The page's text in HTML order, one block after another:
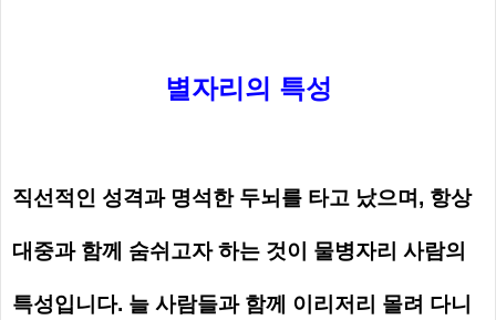
별자리의 특성
직선적인 성격과 명석한 두뇌를 타고 났으며, 항상
대중과 함께 숨쉬고자 하는 것이 물병자리 사람의
특성입니다. 늘 사람들과 함께 이리저리 몰려 다니